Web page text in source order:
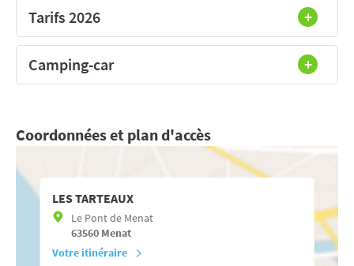
Tarifs 2026
Camping-car
Coordonnées et plan d'accès
LES TARTEAUX
Le Pont de Menat
63560 Menat
Votre itinéraire